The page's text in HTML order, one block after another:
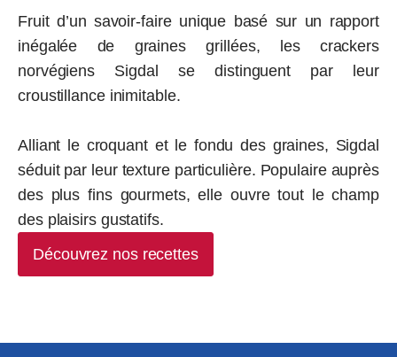
Fruit d’un savoir-faire unique basé sur un rapport
inégalée de graines grillées, les crackers
norvégiens Sigdal se distinguent par leur
croustillance inimitable.
Alliant le croquant et le fondu des graines, Sigdal
séduit par leur texture particulière. Populaire auprès
des plus fins gourmets, elle ouvre tout le champ
des plaisirs gustatifs.
Découvrez nos recettes